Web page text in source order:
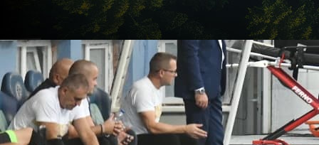
Premijer liga BiH
Izdvojen još milion KM za jug Grbavice: Radovi
po planu
5 mjesec 1 sedmica